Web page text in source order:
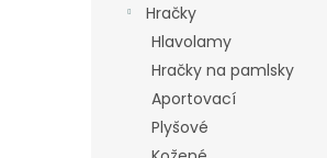
Hračky
Hlavolamy
Hračky na pamlsky
Aportovací
Plyšové